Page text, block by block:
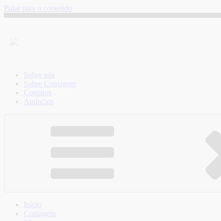
Pular para o conteúdo
Sobre nós
Sobre Contagem
Contatos
Anúncios
Início
Contagem